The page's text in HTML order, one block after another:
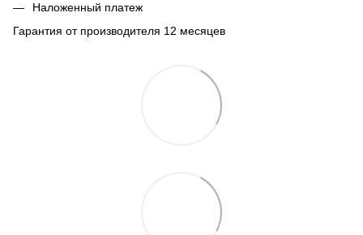
Наложенный платеж
Гарантия от производителя 12 месяцев